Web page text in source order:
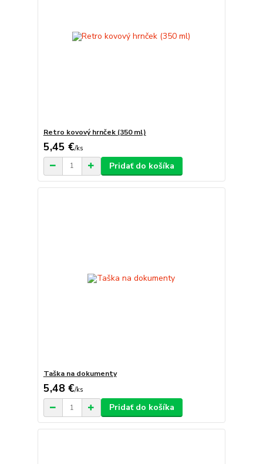
Retro kovový hrnček (350 ml)
5,45 €/ks
Pridať do košíka
Taška na dokumenty
5,48 €/ks
Pridať do košíka